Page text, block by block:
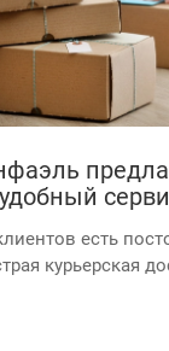
удобный
есть
курьерская